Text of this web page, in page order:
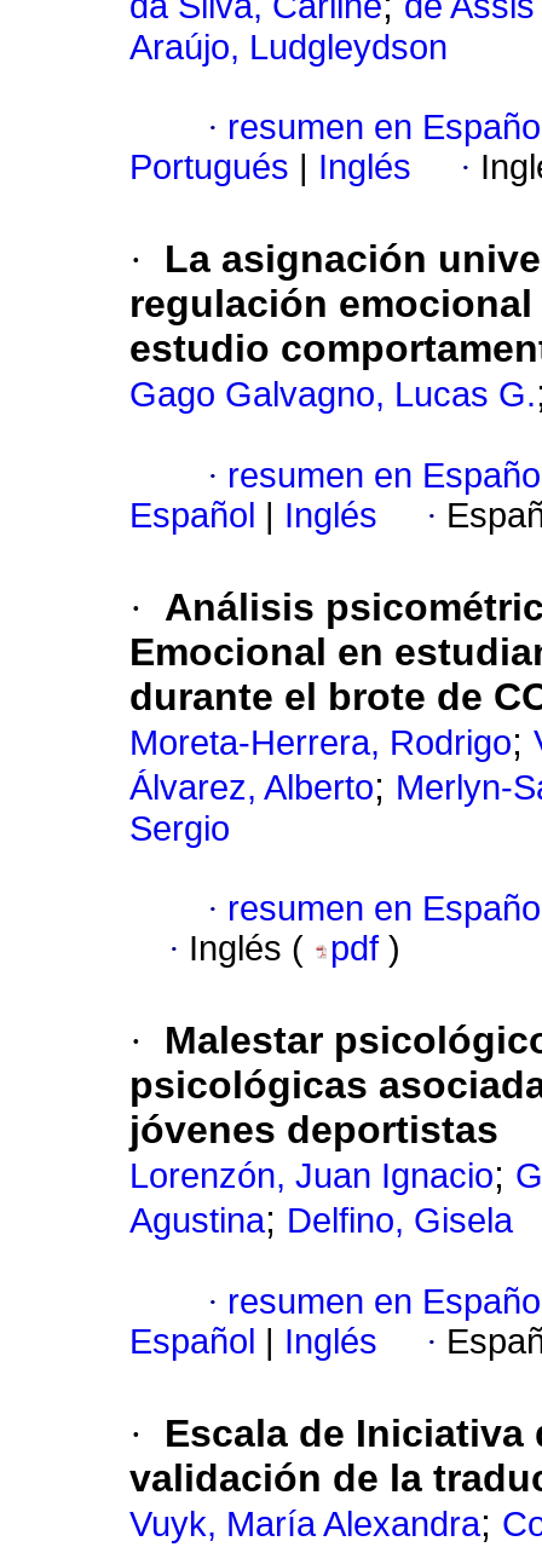
Araújo, Ludgleydson
· resumen en
Portugués
Inglés ·
·
La asignación
regulación
estudio
Gago Galvagno, Lucas G.
· resumen en
Español
Inglés ·
·
Análisis
Emocional en
durante el brote de
Moreta-Herrera, Rodrigo;
Álvarez, Alberto; Merlyn-
Sergio
· resumen en
· Inglés ( pdf )
·
Malestar
psicológicas
jóvenes deportistas
Lorenzón, Juan Ignacio;
Agustina; Delfino, Gisela
· resumen en
Español
Inglés ·
·
Escala de Iniciativa
validación de la
Vuyk, María Alexandra;